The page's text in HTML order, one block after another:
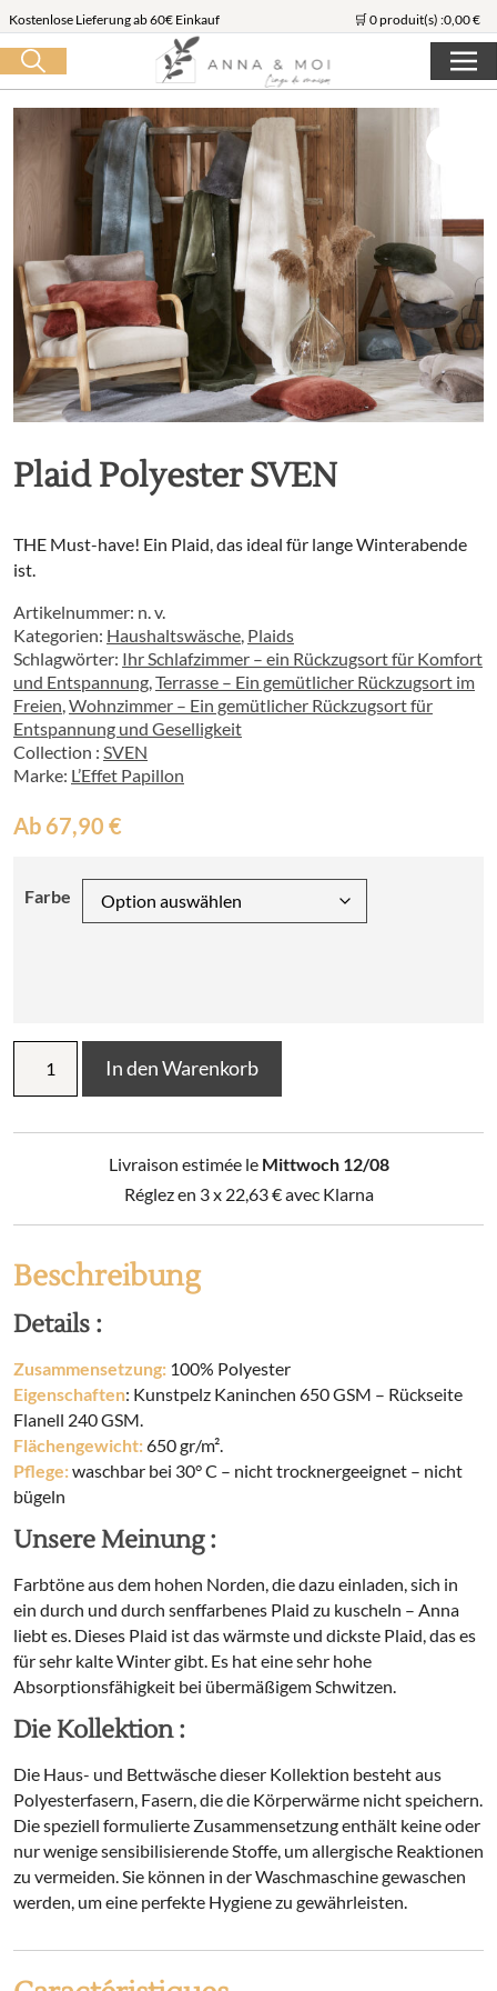
Kostenlose Lieferung ab 60€ Einkauf 🛒 0 produit(s) :0,00€
Suche starten
Plaid Polyester SVEN
THE Must-have! Ein Plaid, das ideal für lange Winterabende
ist.
Artikelnummer: n. v.
Kategorien: Haushaltswäsche Plaids
Schlagwörter: Ihr Schlafzimmer – ein Rückzugsort für Komfort
und Entspannung Terrasse – Ein gemütlicher Rückzugsort im
Freien Wohnzimmer – Ein gemütlicher Rückzugsort für
Entspannung und Geselligkeit
Collection : SVEN
Marke: L’Effet Papillon
Ab 67,90 €
Farbe
Polyester
SVEN
In den Warenkorb
Livraison estimée le Mittwoch 12/08
Réglez en 3 x 22,63€avec Klarna
Beschreibung
Details :
Zusammensetzung: 100% Polyester
Eigenschaften: Kunstpelz Kaninchen 650 GSM – Rückseite
Flanell 240 GSM.
Flächengewicht:650 gr/m².
Pflege:waschbar bei 30° C – nicht trocknergeeignet – nicht
bügeln
Unsere Meinung :
Farbtöne aus dem hohen Norden, die dazu einladen, sich in
ein durch und durch senffarbenes Plaid zu kuscheln – Anna
liebt es. Dieses Plaid ist das wärmste und dickste Plaid, das es
für sehr kalte Winter gibt. Es hat eine sehr hohe
Absorptionsfähigkeit bei übermäßigem Schwitzen.
Die Kollektion :
Die Haus- und Bettwäsche dieser Kollektion besteht aus
Polyesterfasern, Fasern, die die Körperwärme nicht speichern.
Die speziell formulierte Zusammensetzung enthält keine oder
nur wenige sensibilisierende Stoffe, um allergische Reaktionen
zu vermeiden. Sie können in der Waschmaschine gewaschen
werden, um eine perfekte Hygiene zu gewährleisten.